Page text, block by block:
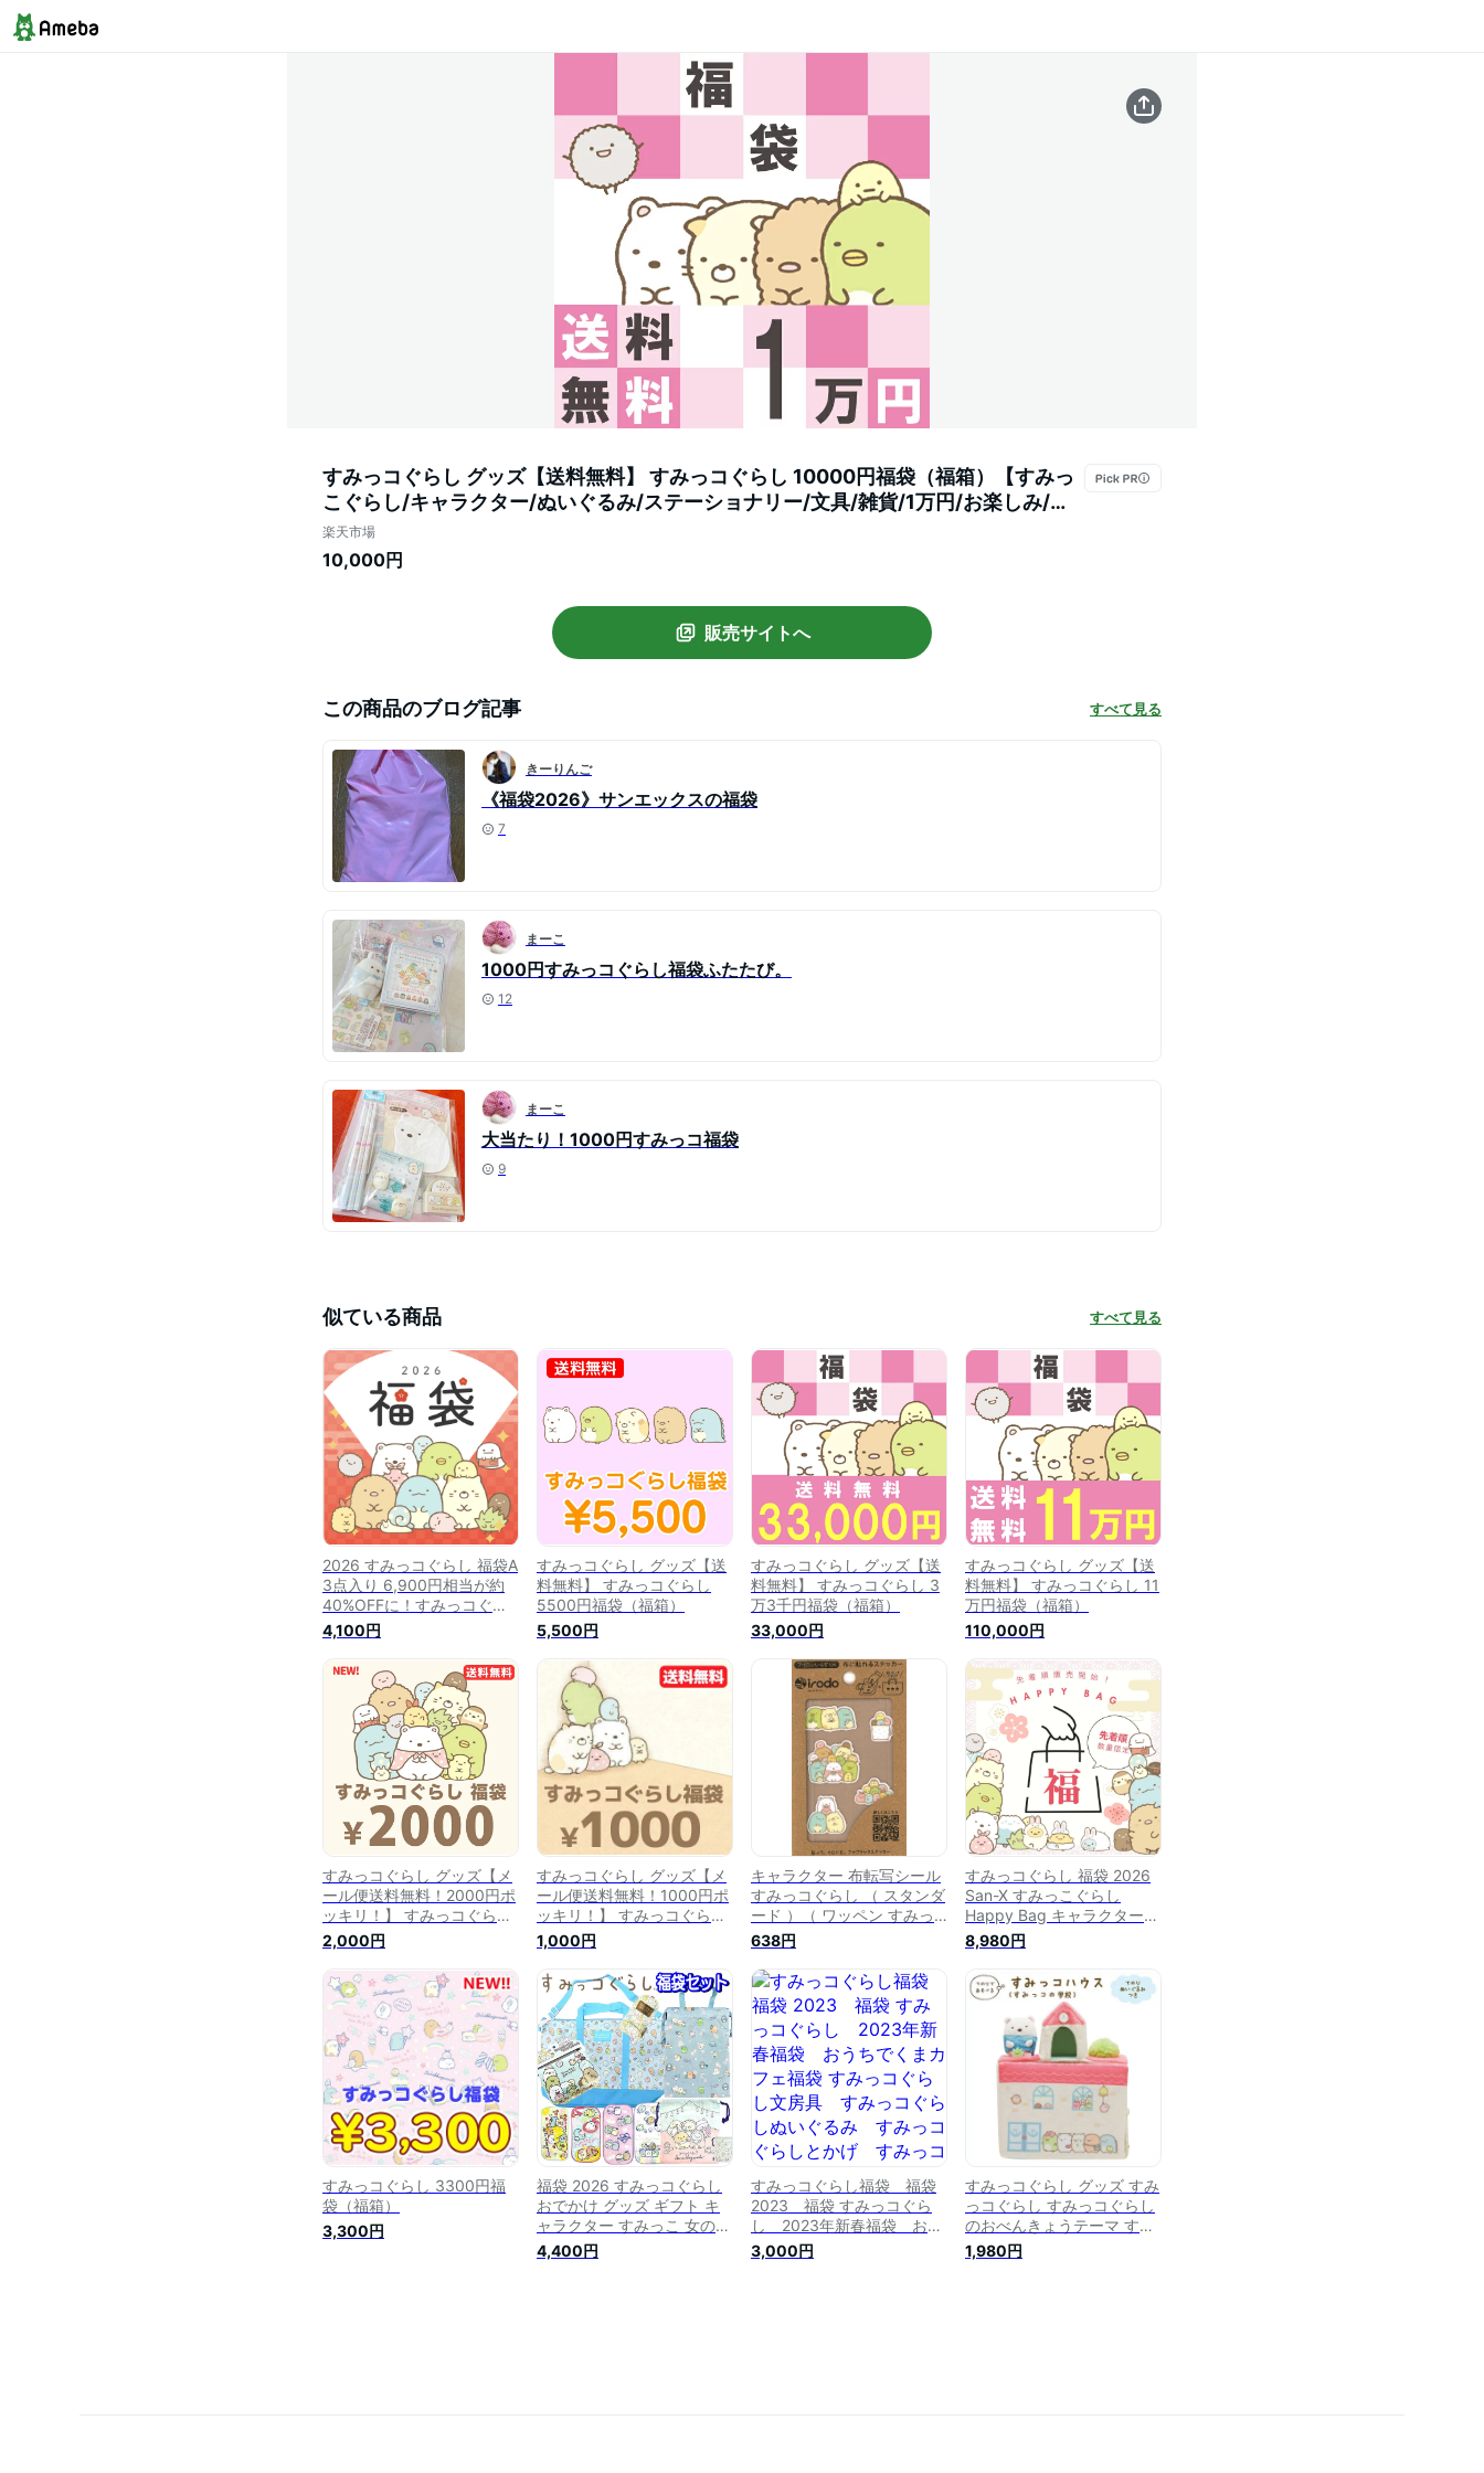
すみっコぐらし グッズ【送料無料】 すみっコぐらし 10000円福袋（福箱）【すみっ
こぐらし/キャラクター/ぬいぐるみ/ステーショナリー/文具/雑貨/1万円/お楽しみ/数
量限定】
楽天市場
10,000円
販売サイトへ
この商品のブログ記事 すべて見る
きーりんご
《福袋2026》サンエックスの福袋
7
まーこ
1000円すみっコぐらし福袋ふたたび。
12
まーこ
大当たり！1000円すみっコ福袋
9
似ている商品 すべて見る
2026 すみっコぐらし 福袋A
3点入り 6,900円相当が約
40%OFFに！すみっコぐら
し すみっコぐらし福袋 すみ
っコぐらしグッズ すみっコ
ぐらしセット 福袋 キャラク
ター福袋 すみっコ 子供福袋
キッズ福袋 お楽しみ袋 お得
セット 限定セット
4,100円
すみっコぐらし グッズ【送
料無料】 すみっコぐらし
5500円福袋（福箱）
5,500円
すみっコぐらし グッズ【送
料無料】 すみっコぐらし 3
万3千円福袋（福箱）
33,000円
すみっコぐらし グッズ【送
料無料】 すみっコぐらし 11
万円福袋（福箱）
110,000円
すみっコぐらし グッズ【メ
ール便送料無料！2000円ポ
ッキリ！】 すみっコぐらし
5点入り・2000円福袋（福
箱）【2000psan】
2,000円
すみっコぐらし グッズ【メ
ール便送料無料！1000円ポ
ッキリ！】 すみっコぐらし
4点入り・1000円福袋（福
箱）【1000psan】
1,000円
キャラクター 布転写シール
すみっコぐらし （ スタンダ
ード ）（ ワッペン すみっ
こぐらし ワッペン すみっコ
ぐらし ワッペンすみっコぐ
らし すみっコぐらしワッペ
ン ワッペンすみっこぐらし
すみっこ ワッペン ）
638円
すみっコぐらし 福袋 2026
San-X すみっこぐらし
Happy Bag キャラクター
グッズ 雑貨 ぬいぐるみ 文
房具 インテリア ギフト プ
レゼント 限定 お得 人気 数
量限定
8,980円
すみっコぐらし 3300円福
袋（福箱）
3,300円
福袋 2026 すみっコぐらし
おでかけ グッズ ギフト キ
ャラクター すみっこ 女の子
キッズ かわいい キャラクタ
ー福袋 ハッピーバッグ プレ
4,400円
すみっコぐらし福袋 福袋
2023 福袋 すみっコぐら
し 2023年新春福袋 おう
ちでくまカフェ福袋 すみっ
コぐらし文房具 すみっコ
3,000円
すみっコぐらし グッズ すみ
っコぐらし すみっコぐらし
のおべんきょうテーマ すみ
っコハウス 学校
MX39901【すみっこぐら
1,980円